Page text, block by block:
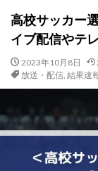
高校サッカー
イブ配信やテ
2023年10月8日
放送・配信, 結果速